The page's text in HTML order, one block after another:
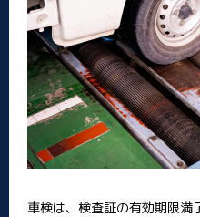
車検は、検査証の有効期限満